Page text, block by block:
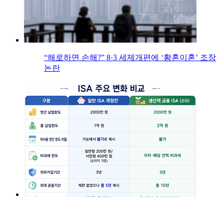
“해로하면 손해?” 8·3 세제개편에 ‘황혼이혼’ 조장
논란